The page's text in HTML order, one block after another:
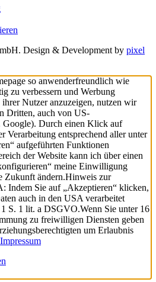
Design & Development by pixel
so anwenderfreundlich wie
zu verbessern und Werbung
ihrer Nutzer anzuzeigen, nutzen wir
Dritten, auch von US-
Google). Durch einen Klick auf
Verarbeitung entsprechend aller unter
aufgeführten Funktionen
der Website kann ich über einen
meine Einwilligung
Zukunft ändern.Hinweis zur
Indem Sie auf „Akzeptieren“ klicken,
auch in den USA verarbeitet
S. 1 lit. a DSGVO.Wenn Sie unter 16
zu freiwilligen Diensten geben
um Erlaubnis
Impressum